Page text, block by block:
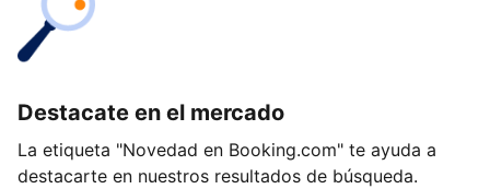
Destacate en el mercado
La etiqueta "Novedad en Booking.com" te ayuda a
destacarte en nuestros resultados de búsqueda.